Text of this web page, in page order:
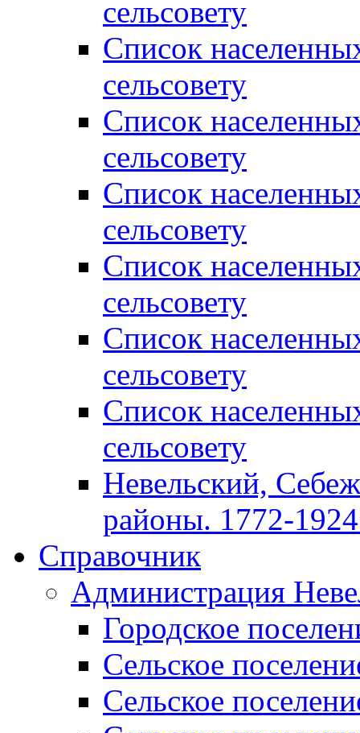
сельсовету
Список
сельсовету
Список
сельсовету
Список
сельсовету
Список
сельсовету
Список
сельсовету
Список
сельсовету
Невельский,
районы. 1772-1924
Справочник
Администрация
Городское
Сельское
Сельское